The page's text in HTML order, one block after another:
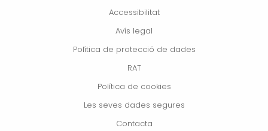
Accessibilitat
Avís legal
Política de protecció de dades
RAT
Política de cookies
Les seves dades segures
Contacta